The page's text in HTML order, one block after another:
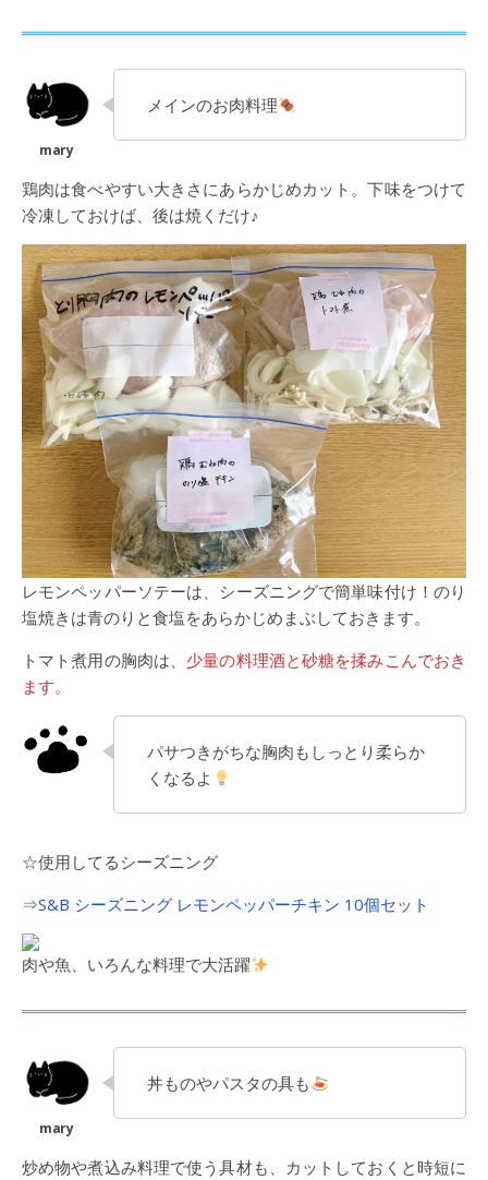
メインのお肉料理
鶏肉は食べやすい大きさにあらかじめカット。下味をつけて
冷凍しておけば、後は焼くだけ♪
レモンペッパーソテーは、シーズニングで簡単味付け！のり
塩焼きは青のりと食塩をあらかじめまぶしておきます。
トマト煮用の胸肉は、 少量の料理酒と砂糖を揉みこんでおき
ます。
パサつきがちな胸肉もしっとり柔らか
くなるよ
☆使用してるシーズニング
⇒S&B シーズニング レモンペッパーチキン 10個セット
肉や魚、いろんな料理で大活躍
丼ものやパスタの具も
炒め物や煮込み料理で使う具材も、カットしておくと時短に